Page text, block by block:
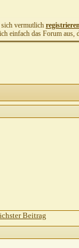
vermutlich
einfach das Forum aus,
Beitrag